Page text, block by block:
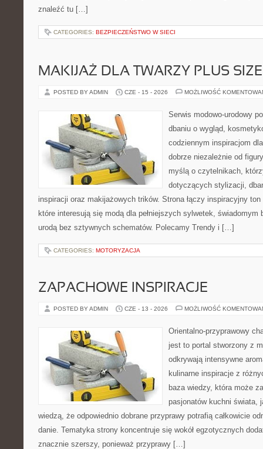
znaleźć tu […]
CATEGORIES: BEZPIECZEŃSTWO W SIECI
MAKIJAŻ DLA TWARZY PLUS SIZE
POSTED BY ADMIN CZE - 15 - 2026 MOŻLIWOŚĆ
Serwis modowo-urodowy
dbaniu o wygląd,
codziennym inspiracjom
dobrze niezależnie od
myślą o czytelnikach,
dotyczących stylizacji,
inspiracji oraz makijażowych trików. Strona łączy inspiracyjny
które interesują się modą dla pełniejszych sylwetek, świadomym
urodą bez sztywnych schematów. Polecamy Trendy i […]
CATEGORIES: MOTORYZACJA
ZAPACHOWE INSPIRACJE
POSTED BY ADMIN CZE - 13 - 2026 MOŻLIWOŚĆ
Orientalno-przyprawowy
jest to portal stworzony z
odkrywają intensywne
kulinarne inspiracje z
baza wiedzy, która może
pasjonatów kuchni świata,
wiedzą, że odpowiednio dobrane przyprawy potrafią całkowicie
danie. Tematyka strony koncentruje się wokół egzotycznych
znacznie szerszy, ponieważ przyprawy […]